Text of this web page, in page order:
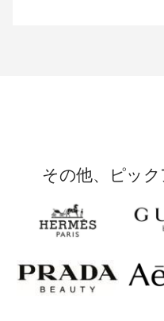
その他、ピッ